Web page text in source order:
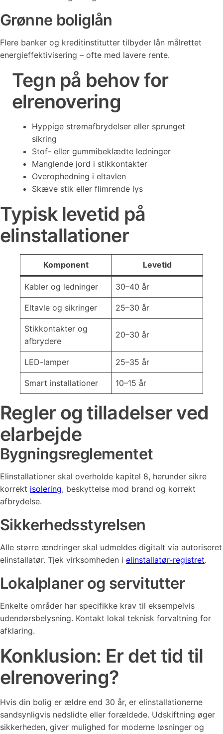
Grønne boliglån
Flere banker og kreditinstitutter tilbyder lån målrettet
energieffektivisering – ofte med lavere rente.
Tegn på behov for
elrenovering
Hyppige strømafbrydelser eller sprunget
sikring
Stof- eller gummibeklædte ledninger
Manglende jord i stikkontakter
Overophedning i eltavlen
Skæve stik eller flimrende lys
Typisk levetid på
elinstallationer
Komponent Levetid
Kabler og ledninger 30–40 år
Eltavle og sikringer 25–30 år
Stikkontakter og
afbrydere
20–30 år
LED-lamper 25–35 år
Smart installationer 10–15 år
Regler og tilladelser ved
elarbejde
Bygningsreglementet
Elinstallationer skal overholde kapitel 8, herunder sikre
korrekt isolering, beskyttelse mod brand og korrekt
afbrydelse.
Sikkerhedsstyrelsen
Alle større ændringer skal udmeldes digitalt via autoriseret
elinstallatør. Tjek virksomheden i elinstallatør-registret.
Lokalplaner og servitutter
Enkelte områder har specifikke krav til eksempelvis
udendørsbelysning. Kontakt lokal teknisk forvaltning for
afklaring.
Konklusion: Er det tid til
elrenovering?
Hvis din bolig er ældre end 30 år, er elinstallationerne
sandsynligvis nedslidte eller forældede. Udskiftning øger
sikkerheden, giver mulighed for moderne løsninger og